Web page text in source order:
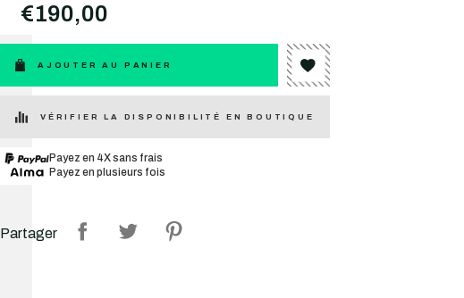
€190,00
AJOUTER AU PANIER
VÉRIFIER LA DISPONIBILITÉ EN BOUTIQUE
Payez en 4X sans frais
Payez en plusieurs fois
Partager